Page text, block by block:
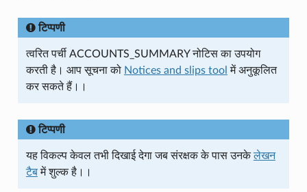
टिप्पणी
त्वरित पर्ची ACCOUNTS_SUMMARY नोटिस का उपयोग
करती है। आप सूचना को Notices and slips tool में अनुकूलित
कर सकते हैं।।
टिप्पणी
यह विकल्प केवल तभी दिखाई देगा जब संरक्षक के पास उनकेलेखन
टैबमें शुल्क है।।